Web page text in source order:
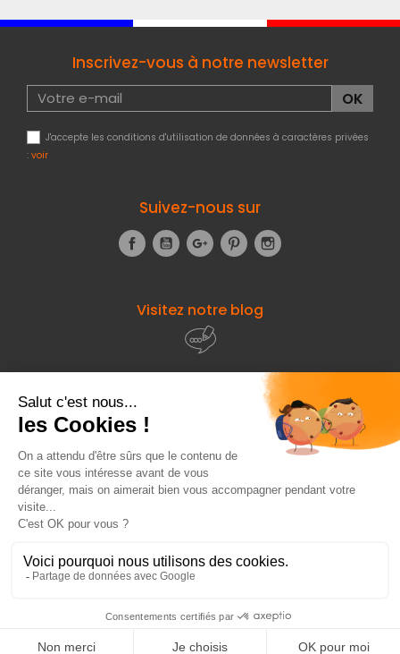
949,01 €HT
Inscrivez-vous à notre newsletter
J'accepte les conditions d'utilisation de données à caractères privées
: voir
Suivez-nous sur
FacebookYouTubeGoogle+Pinterest
Visitez notre blog
À propos de
Fourniresto
Entre vous et nous
Besoin d'aide ?
© 2026 - Fourniresto